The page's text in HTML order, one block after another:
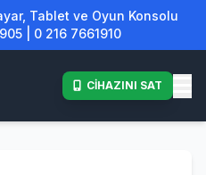
Tablet ve Oyun Konsolu
| 0 216 7661910
CİHAZINI SAT